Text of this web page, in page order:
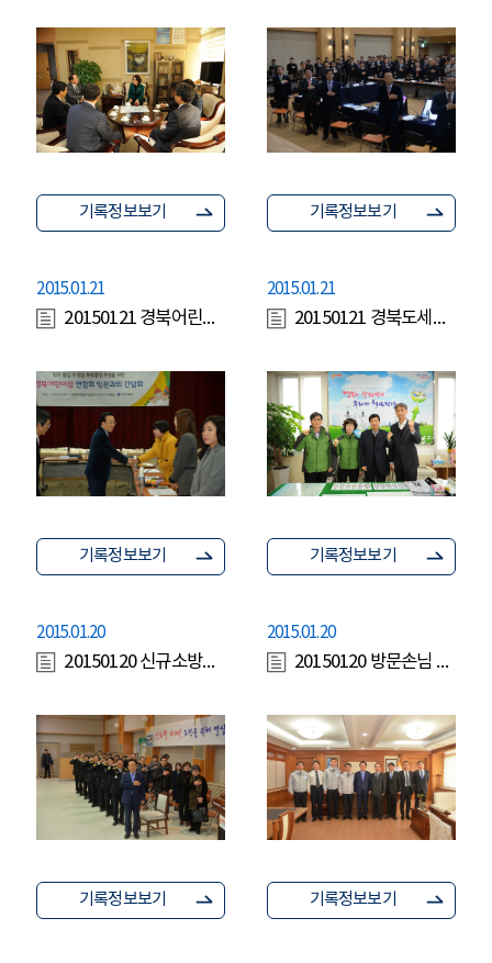
기록정보보기 기록정보보기
2015.01.21
20150121 경북어린이집연합회 간담회 및 현장방문
기록정보보기
2015.01.21
20150121 경북도세정과(내일신문)
기록정보보기
2015.01.20
20150120 신규소방임용장수여
기록정보보기
2015.01.20
20150120 방문손님 경찰청
기록정보보기